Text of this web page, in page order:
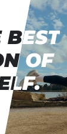
BEST
OF
BEST
OF